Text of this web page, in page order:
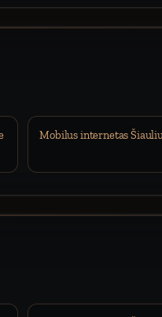
Mobilus internetas